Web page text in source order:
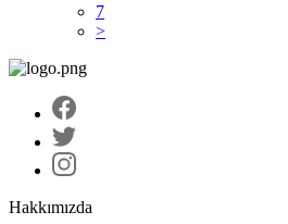
7
>
Hakkımızda